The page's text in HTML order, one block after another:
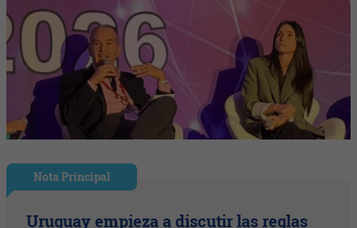
Nota Principal
Uruguay empieza a discutir las reglas